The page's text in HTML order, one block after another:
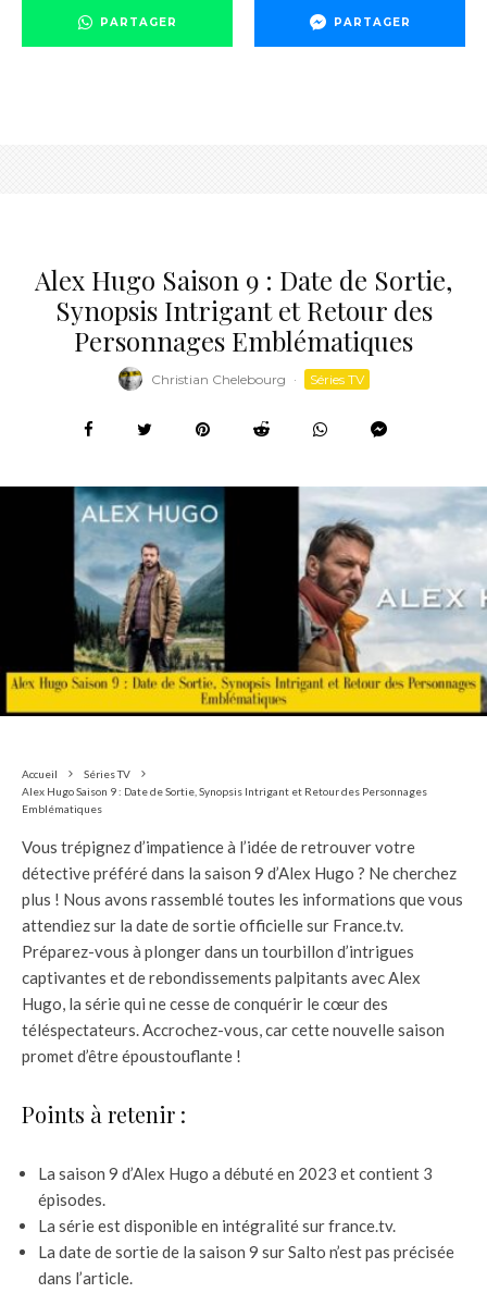
PARTAGER PARTAGER
Alex Hugo Saison 9 : Date de Sortie,
Synopsis Intrigant et Retour des
Personnages Emblématiques
Christian Chelebourg · Séries TV
Accueil
Séries TV
Alex Hugo Saison 9 : Date de Sortie, Synopsis Intrigant et Retour des Personnages
Emblématiques
Vous trépignez d’impatience à l’idée de retrouver votre
détective préféré dans la saison 9 d’Alex Hugo ? Ne cherchez
plus ! Nous avons rassemblé toutes les informations que vous
attendiez sur la date de sortie officielle sur France.tv.
Préparez-vous à plonger dans un tourbillon d’intrigues
captivantes et de rebondissements palpitants avec Alex
Hugo, la série qui ne cesse de conquérir le cœur des
téléspectateurs. Accrochez-vous, car cette nouvelle saison
promet d’être époustouflante !
Points à retenir :
La saison 9 d’Alex Hugo a débuté en 2023 et contient 3
épisodes.
La série est disponible en intégralité sur france.tv.
La date de sortie de la saison 9 sur Salto n’est pas précisée
dans l’article.